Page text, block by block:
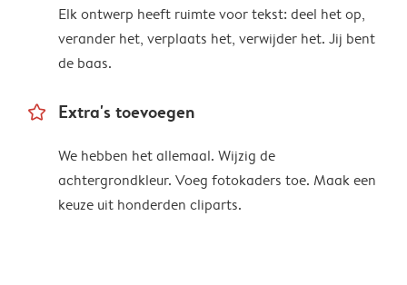
Elk ontwerp heeft ruimte voor tekst: deel het op,
verander het, verplaats het, verwijder het. Jij bent
de baas.
star_outline Extra's toevoegen
We hebben het allemaal. Wijzig de
achtergrondkleur. Voeg fotokaders toe. Maak een
keuze uit honderden cliparts.